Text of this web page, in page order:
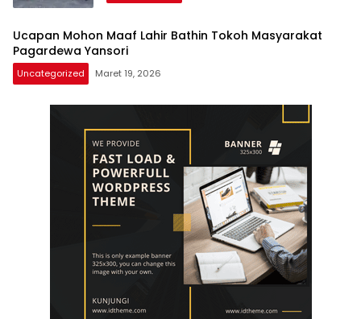
Ucapan Mohon Maaf Lahir Bathin Tokoh Masyarakat
Pagardewa Yansori
Uncategorized Maret 19, 2026